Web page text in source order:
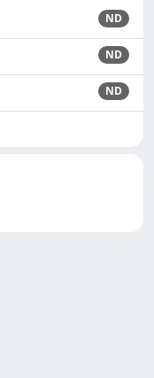
ND
ND
ND